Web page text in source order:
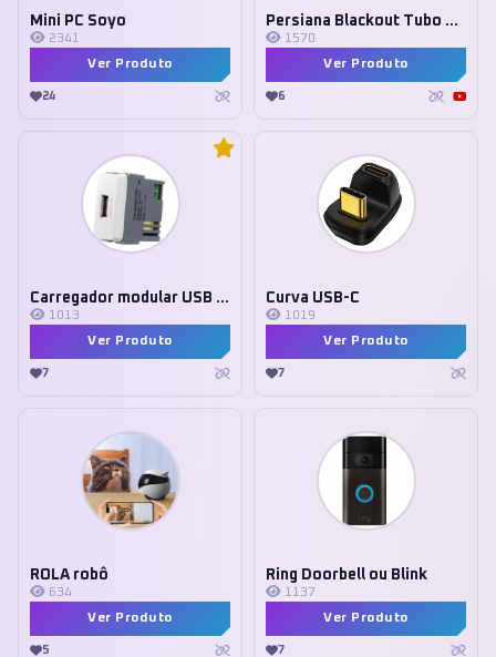
Mini PC Soyo
2341
Ver Produto
24
Persiana Blackout Tubo de 38mm
1570
Ver Produto
6
Carregador modular USB 5V Margirius
1013
Ver Produto
7
Curva USB-C
1019
Ver Produto
7
ROLA robô
634
Ver Produto
5
Ring Doorbell ou Blink
1137
Ver Produto
7